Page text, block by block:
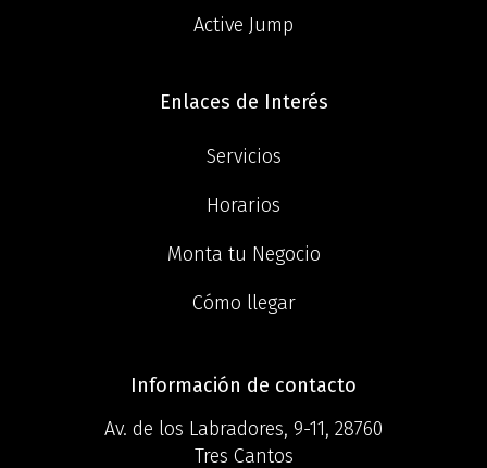
Active Jump
Enlaces de Interés
Servicios
Horarios
Monta tu Negocio
Cómo llegar
Información de contacto
Av. de los Labradores, 9-11, 28760
Tres Cantos